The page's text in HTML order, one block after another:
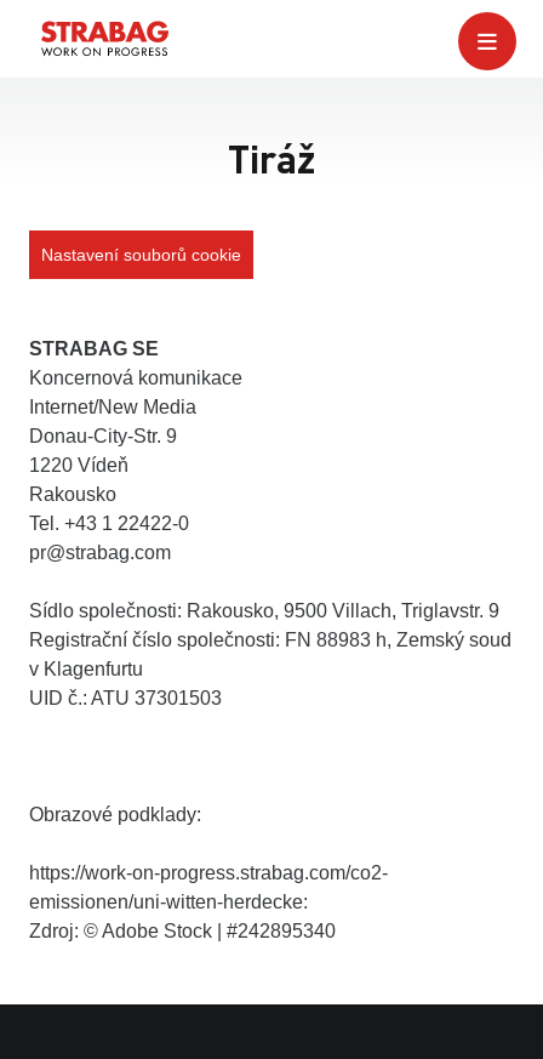
Tiráž
Nastavení souborů cookie
STRABAG SE
Koncernová komunikace
Internet/New Media
Donau-City-Str. 9
1220 Vídeň
Rakousko
Tel. +43 1 22422-0
pr@strabag.com
Sídlo společnosti: Rakousko, 9500 Villach, Triglavstr. 9
Registrační číslo společnosti: FN 88983 h, Zemský soud
v Klagenfurtu
UID č.: ATU 37301503
Obrazové podklady:
https://work-on-progress.strabag.com/co2-
emissionen/uni-witten-herdecke:
Zdroj: © Adobe Stock | #242895340